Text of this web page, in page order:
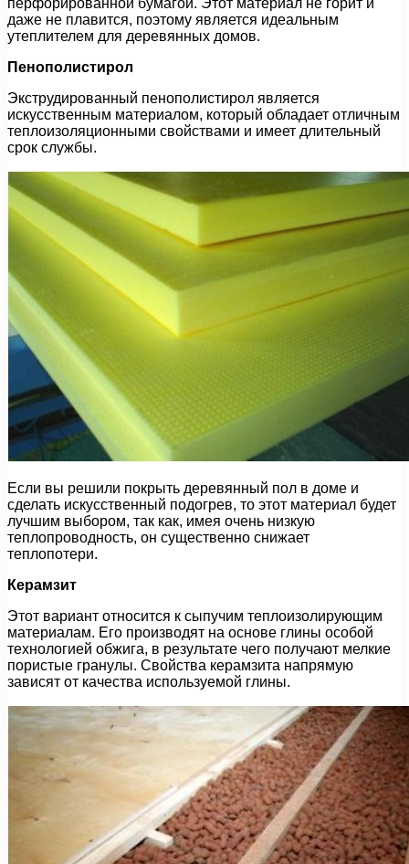
даже не плавится, поэтому является идеальным
утеплителем для деревянных домов.
Пенополистирол
Экструдированный пенополистирол является
искусственным материалом, который обладает отличным
теплоизоляционными свойствами и имеет длительный
срок службы.
Если вы решили покрыть деревянный пол в доме и
сделать искусственный подогрев, то этот материал будет
лучшим выбором, так как, имея очень низкую
теплопроводность, он существенно снижает
теплопотери.
Керамзит
Этот вариант относится к сыпучим теплоизолирующим
материалам. Его производят на основе глины особой
технологией обжига, в результате чего получают мелкие
пористые гранулы. Свойства керамзита напрямую
зависят от качества используемой глины.